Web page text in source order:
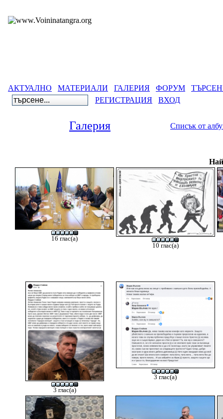
АКТУАЛНО МАТЕРИАЛИ ГАЛЕРИЯ ФОРУМ
РЕГИСТРАЦИЯ
ВХОД
Галерия Списък от
16 глас(а)
10 глас(а)
3 глас(а)
3 глас(а)